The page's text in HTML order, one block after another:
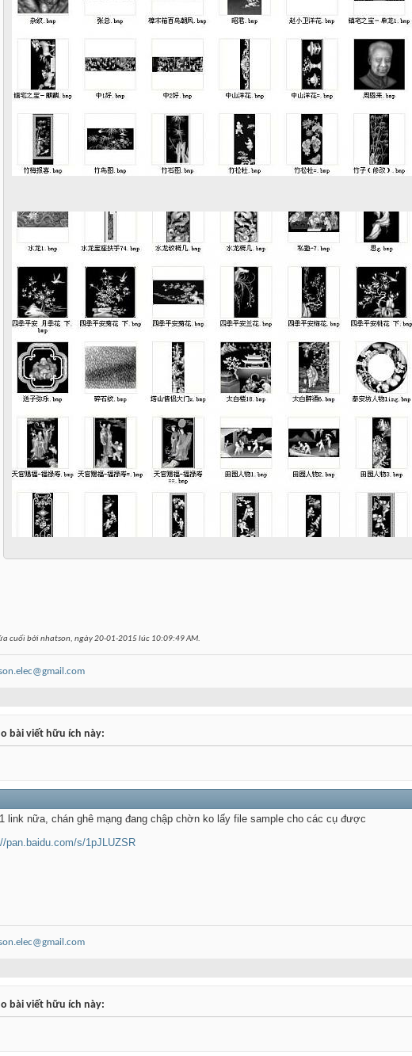
cuối bởi nhatson, ngày 20-01-2015 lúc 10:09:49 AM.
bài viết hữu ích này:
link nữa, chán ghê mạng đang chập chờn ko lấy file sample cho các cụ được
pan.baidu.com/s/1pJLUZSR
bài viết hữu ích này: